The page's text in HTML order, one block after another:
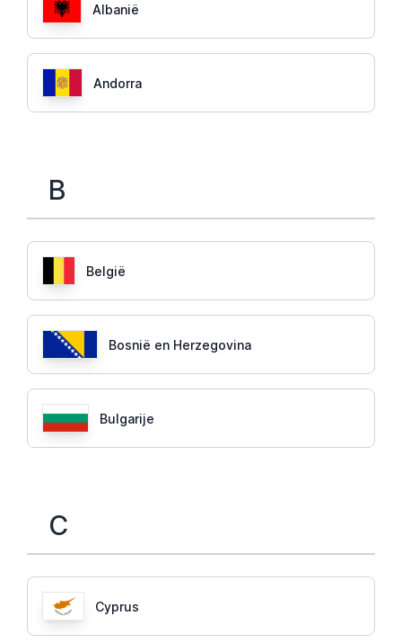
Albanië
Andorra
B
België
Bosnië en Herzegovina
Bulgarije
C
Cyprus